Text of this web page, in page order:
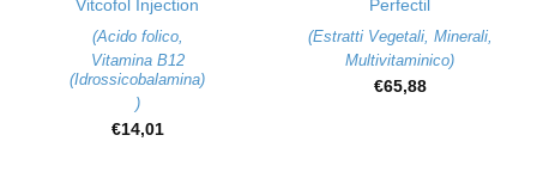
Vitcofol Injection
(Acido folico,
Vitamina B12
(Idrossicobalamina)
)
€14,01
Perfectil
(Estratti Vegetali, Minerali,
Multivitaminico)
€65,88